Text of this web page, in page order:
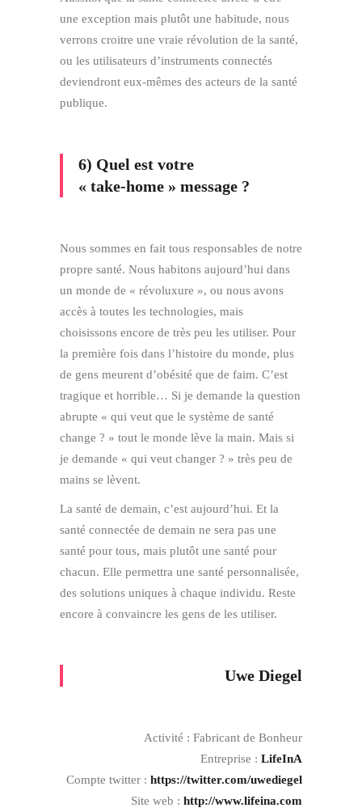
une exception mais plutôt une habitude, nous
verrons croitre une vraie révolution de la santé,
ou les utilisateurs d’instruments connectés
deviendront eux-mêmes des acteurs de la santé
publique.
6) Quel est votre
« take-home » message ?
Nous sommes en fait tous responsables de notre
propre santé. Nous habitons aujourd’hui dans
un monde de « révoluxure », ou nous avons
accès à toutes les technologies, mais
choisissons encore de très peu les utiliser. Pour
la première fois dans l’histoire du monde, plus
de gens meurent d’obésité que de faim. C’est
tragique et horrible… Si je demande la question
abrupte « qui veut que le système de santé
change ? » tout le monde lève la main. Mais si
je demande « qui veut changer ? » très peu de
mains se lèvent.
La santé de demain, c’est aujourd’hui. Et la
santé connectée de demain ne sera pas une
santé pour tous, mais plutôt une santé pour
chacun. Elle permettra une santé personnalisée,
des solutions uniques à chaque individu. Reste
encore à convaincre les gens de les utiliser.
Uwe Diegel
Activité : Fabricant de Bonheur
Entreprise : LifeInA
Compte twitter : https://twitter.com/uwediegel
Site web : http://www.lifeina.com